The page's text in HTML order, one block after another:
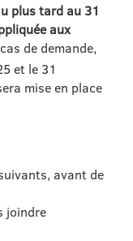
plus tard au 31
aux
de demande,
et le 31
mise en place
avant de
joindre